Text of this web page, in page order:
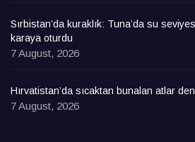
Sırbistan’da kuraklık: Tuna’da su
karaya oturdu
7 August, 2026
Hırvatistan’da sıcaktan bunalan atlar
7 August, 2026